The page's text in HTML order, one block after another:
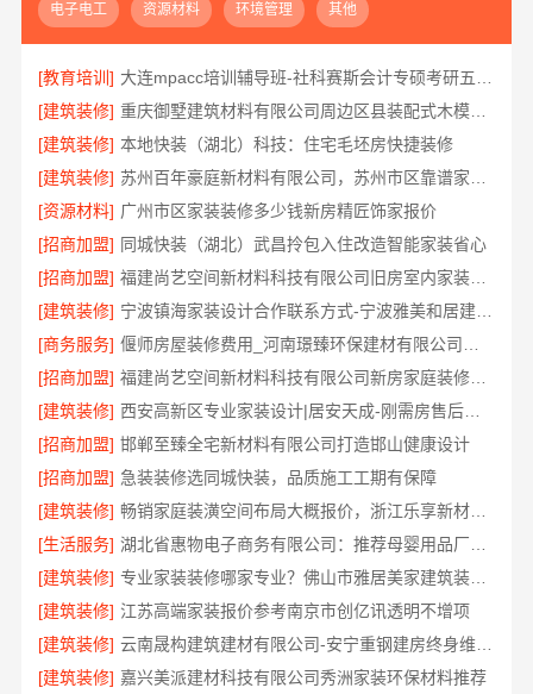
电子电工 资源材料 环境管理 其他
[教育培训]
[建筑装修]
重庆御墅建筑材料有限公司周边区县装配式木模售后保障
[建筑装修] 本地快装（湖北）科技：住宅毛坯房快捷装修
[建筑装修]
[资源材料] 广州市区家装装修多少钱新房精匠饰家报价
[招商加盟] 同城快装（湖北）武昌拎包入住改造智能家装省心
[招商加盟]
福建尚艺空间新材料科技有限公司旧房室内家装自有工厂整体落地
[建筑装修]
宁波镇海家装设计合作联系方式-宁波雅美和居建材科技有限公司
[商务服务]
[招商加盟]
福建尚艺空间新材料科技有限公司新房家庭装修硬装施工
[建筑装修]
西安高新区专业家装设计|居安天成-刚需房售后完善
[招商加盟] 邯郸至臻全宅新材料有限公司打造邯山健康设计
[招商加盟] 急装装修选同城快装，品质施工工期有保障
[建筑装修]
畅销家庭装潢空间布局大概报价，浙江乐享新材料有限公司
[生活服务]
[建筑装修]
专业家装装修哪家专业？佛山市雅居美家建筑装饰工程有限公司值得信赖
[建筑装修] 江苏高端家装报价参考南京市创亿讯透明不增项
[建筑装修]
云南晟构建筑建材有限公司-安宁重钢建房终身维保，安心入住
[建筑装修] 嘉兴美派建材科技有限公司秀洲家装环保材料推荐